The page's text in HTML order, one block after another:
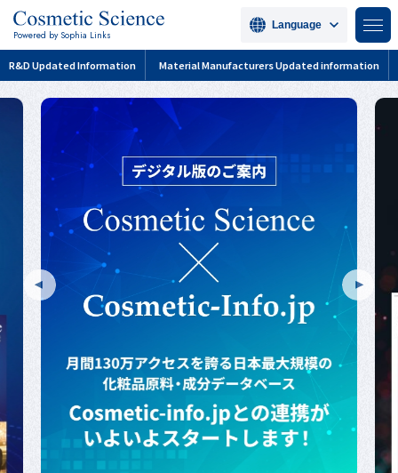
Powered by Sophia Links
Language
R&D Updated Information Material Manufacturers Updated information